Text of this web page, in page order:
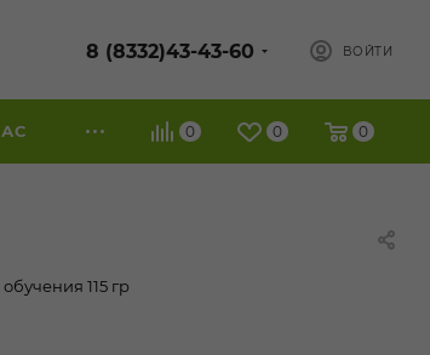
8 (8332)43-43-60 ВОЙТИ
0 0 0
115 гр